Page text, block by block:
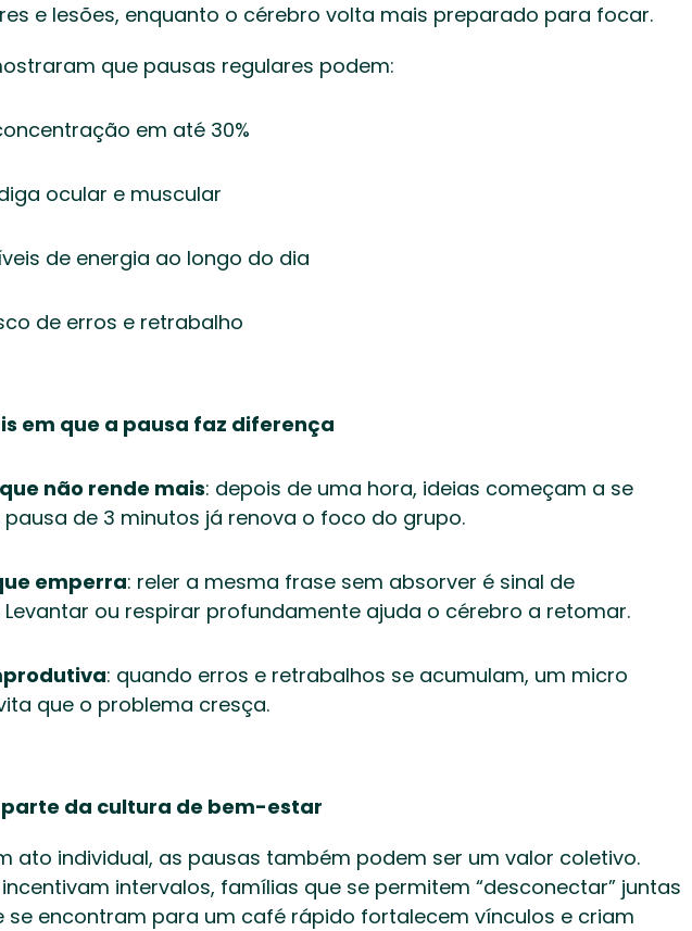
e lesões, enquanto o cérebro volta mais preparado para focar.
que pausas regulares podem:
em até 30%
ocular e muscular
de energia ao longo do dia
de erros e retrabalho
em que a pausa faz diferença
não rende mais: depois de uma hora, ideias começam a se
pausa de 3 minutos já renova o foco do grupo.
emperra: reler a mesma frase sem absorver é sinal de
ou respirar profundamente ajuda o cérebro a retomar.
: quando erros e retrabalhos se acumulam, um micro
que o problema cresça.
parte da cultura de bem-estar
ato individual, as pausas também podem ser um valor coletivo.
intervalos, famílias que se permitem “desconectar” juntas
se encontram para um café rápido fortalecem vínculos e criam